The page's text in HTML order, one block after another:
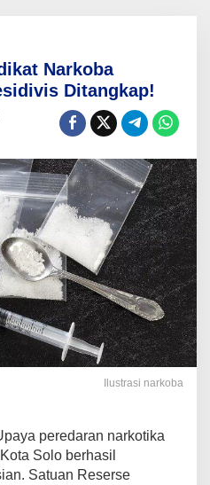
Narkoba
Ditangkap!
Ilustrasi narkoba
peredaran narkotika
Solo berhasil
Satuan Reserse